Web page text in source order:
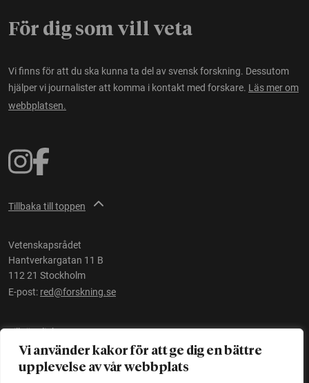
Vi använder kakor för att ge dig en bättre
upplevelse av vår webbplats
För dig som vill veta
Vi finns för att du ska kunna ta del av svensk forskning. Dessutom
hjälper vi journalister att komma i kontakt med forskare. Läs mer om
webbplatsen.
Tillbaka till toppen
Vetenskapsrådet
Hantverkargatan 11 B
112 21 Stockholm
E-post: red@forskning.se
Tillgänglighet
Ett initiativ avVetenskapsrådet